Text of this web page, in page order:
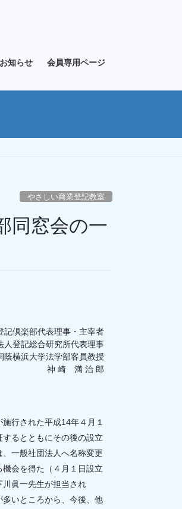
お知らせ 会員専用ページ
やさしい商業登記教室
同窓会の一
記倶楽部代表理事・主宰者
人登記総合研究所代表理事
蔭横浜大学法学部客員教授
神 崎 満 治 郎
行された平成14年４月１
るとともにその後の設立
一般社団法人へ名称変更
会を得た（４月１日設立
眞一先生が担当され
いところから、今後、他